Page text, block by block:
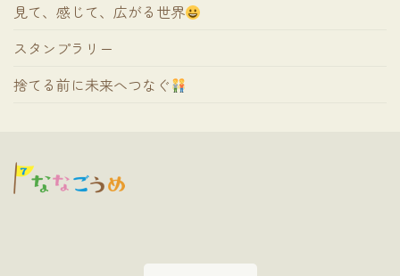
見て、感じて、広がる世界
スタンプラリー
捨てる前に未来へつなぐ